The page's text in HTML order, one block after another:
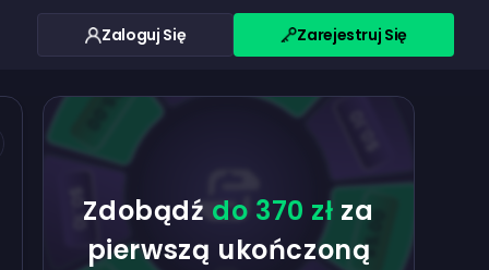
Zaloguj Się Zarejestruj Się
Zdobądź do 370 zł za
pierwszą ukończoną
$0.10
$5.00
$0.10 $5.00
$5.00